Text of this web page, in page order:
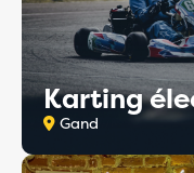
Karting
Gand
excuser pour la